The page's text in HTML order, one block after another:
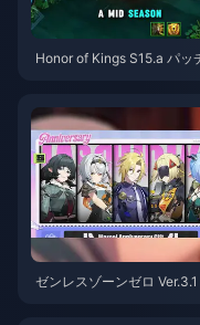
Honor of Kings S15.a パッ
ゼンレスゾーンゼロ Ver.3.1